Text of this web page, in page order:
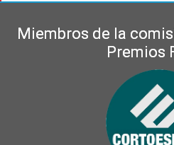
Miembros de la
Premios